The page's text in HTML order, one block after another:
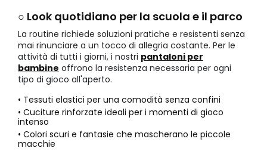
○ Look quotidiano per la scuola e il parco
La routine richiede soluzioni pratiche e resistenti senza
mai rinunciare a un tocco di allegria costante. Per le
attività di tutti i giorni, i nostri pantaloni per
bambine offrono la resistenza necessaria per ogni
tipo di gioco all'aperto.
• Tessuti elastici per una comodità senza confini
• Cuciture rinforzate ideali per i momenti di gioco
intenso
• Colori scuri e fantasie che mascherano le piccole
macchie